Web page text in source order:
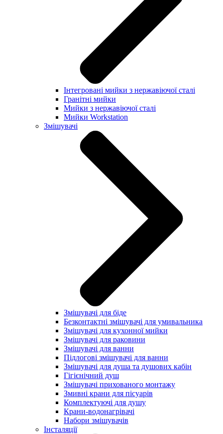
Інтегровані мийки з нержавіючої сталі
Гранітні мийки
Мийки з нержавіючої сталі
Мийки Workstation
Змішувачі
Змішувачі для біде
Безконтактні змішувачі для умивальника
Змішувачі для кухонної мийки
Змішувачі для раковини
Змішувачі для ванни
Підлогові змішувачі для ванни
Змішувачі для душа та душових кабін
Гігієнічний душ
Змішувачі прихованого монтажу
Змивні крани для пісуарів
Комплектуючі для душу
Крани-водонагрівачі
Набори змішувачів
Інсталяції